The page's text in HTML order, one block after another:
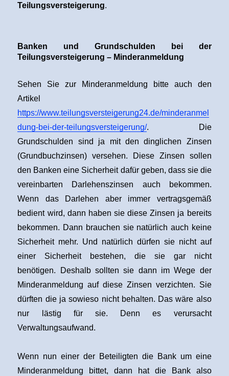
Teilungsversteigerung.
Banken und Grundschulden bei der
Teilungsversteigerung – Minderanmeldung
Sehen Sie zur Minderanmeldung bitte auch den
Artikel
https://www.teilungsversteigerung24.de/minderanmel
dung-bei-der-teilungsversteigerung/. Die
Grundschulden sind ja mit den dinglichen Zinsen
(Grundbuchzinsen) versehen. Diese Zinsen sollen
den Banken eine Sicherheit dafür geben, dass sie die
vereinbarten Darlehenszinsen auch bekommen.
Wenn das Darlehen aber immer vertragsgemäß
bedient wird, dann haben sie diese Zinsen ja bereits
bekommen. Dann brauchen sie natürlich auch keine
Sicherheit mehr. Und natürlich dürfen sie nicht auf
einer Sicherheit bestehen, die sie gar nicht
benötigen. Deshalb sollten sie dann im Wege der
Minderanmeldung auf diese Zinsen verzichten. Sie
dürften die ja sowieso nicht behalten. Das wäre also
nur lästig für sie. Denn es verursacht
Verwaltungsaufwand.
Wenn nun einer der Beteiligten die Bank um eine
Minderanmeldung bittet, dann hat die Bank also